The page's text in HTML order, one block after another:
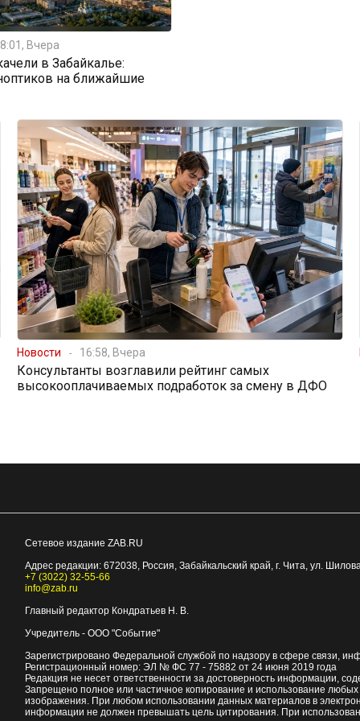
Вчера
в Забайкалье:
на ближайшие
Новости 16:58, Вчера
Консультанты возглавили рейтинг самых
высокооплачиваемых подработок за смену в ДФО
Сетевое издание ZAB.RU
Адрес редакции: 672038, Россия, Забайкальский край, г. Чита, ул.
+7 (3022) 32-55-66
info@zab.ru
Главный редактор Кондратьев Н. В.
Учредитель - ООО "Событие"
Зарегистрировано Федеральной службой по надзору в сфере связи,
Регистрационный номер: ЭЛ № ФС 77 - 75882 от 24 июня 2019 года
Редакция не несет ответственности за достоверность информации,
Запрещено полное или частичное копирование и использование
изображения. При любом использовании данных материалов в
информации не должен превышать цель цитирования. При